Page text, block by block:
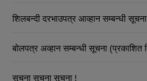
शिलबन्दी दरभाउपत्र आव्हान सम्बन्धी
बोलपत्र अव्हान सम्बन्धी सूचना
सूचना सूचना सूचना !